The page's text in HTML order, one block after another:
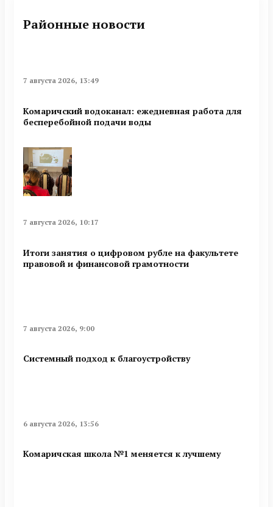
Районные новости
7 августа 2026, 13:49
Комаричский водоканал: ежедневная работа для
бесперебойной подачи воды
7 августа 2026, 10:17
Итоги занятия о цифровом рубле на факультете
правовой и финансовой грамотности
7 августа 2026, 9:00
Системный подход к благоустройству
6 августа 2026, 13:56
Комаричская школа №1 меняется к лучшему